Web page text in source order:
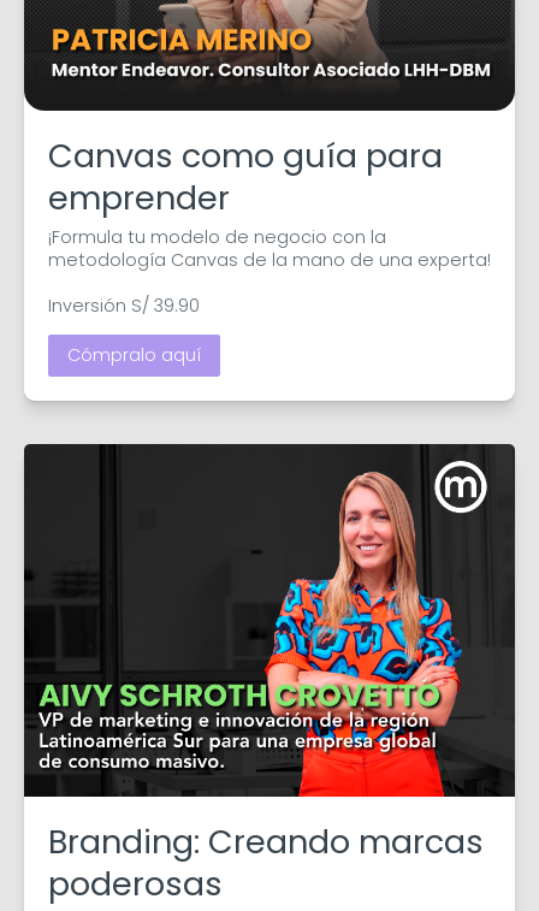
Canvas como guía para
emprender
¡Formula tu modelo de negocio con la
metodología Canvas de la mano de una experta!
Inversión S/ 39.90
Cómpralo aquí
Branding: Creando marcas
poderosas